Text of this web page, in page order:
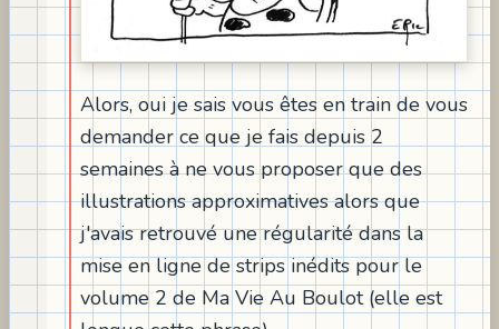
Alors, oui je sais vous êtes en train de vous
demander ce que je fais depuis 2
semaines à ne vous proposer que des
illustrations approximatives alors que
j'avais retrouvé une régularité dans la
mise en ligne de strips inédits pour le
volume 2 de Ma Vie Au Boulot (elle est